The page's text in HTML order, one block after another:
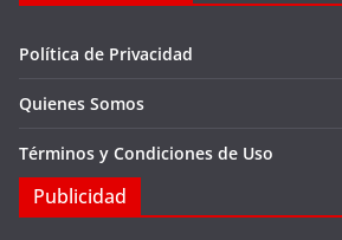
Política de Privacidad
Quienes Somos
Términos y Condiciones de Uso
Publicidad